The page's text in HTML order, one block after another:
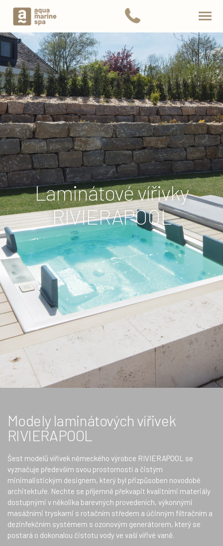
Laminátové vířivky
RIVIERAPOOL
Modely laminátových vířivek
RIVIERAPOOL
Šest modelů vířivek německého výrobce RIVIERAPOOL se
vyznačuje především svou prostorností a čistým
minimalistickým designem, který byl přizpůsoben novodobé
architektuře. Nechte se příjemně překvapit kvalitními materiály
dostupnými v několika barevných provedeních, výkonnými
masážními tryskami s rotačním středem a účinným filtračním a
dezinfekčním systémem s ozonovým generátorem, který se
postará o dokonalou čistotu vody ve vaší vířivé vaně.